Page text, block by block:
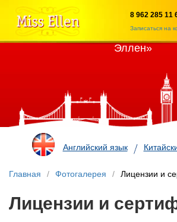
8 962 285 11
Записаться на
Учебный центр иностранных
Эллен»
Английский язык
Главная / Фотогалерея / Лицензии и
Лицензии и